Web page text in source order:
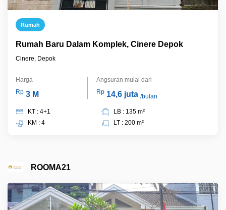
Rumah
Rumah Baru Dalam Komplek, Cinere Depok
Cinere, Depok
Harga
Rp 3 M
Angsuran mulai dari
Rp 14,6 juta /bulan
KT : 4+1
KM : 4
LB : 135 m²
LT : 200 m²
ROOMA21